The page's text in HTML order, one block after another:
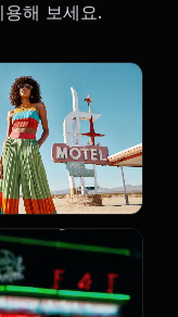
해 보세요.